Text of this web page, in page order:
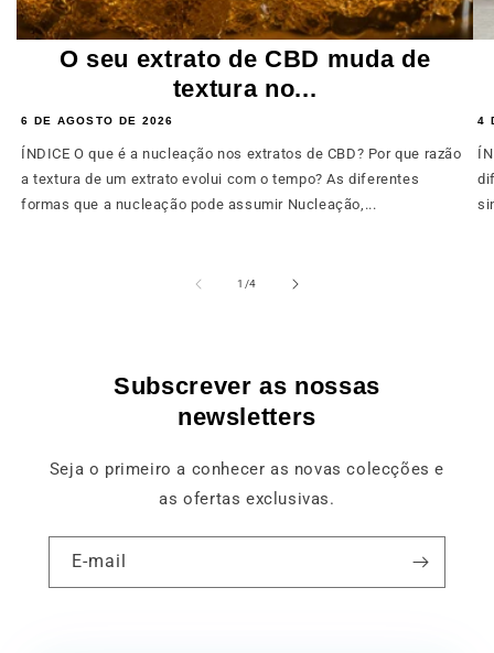
O seu extrato de CBD muda de
textura no...
6 DE AGOSTO DE 2026
ÍNDICE O que é a nucleação nos extratos de CBD? Por que razão
a textura de um extrato evolui com o tempo? As diferentes
formas que a nucleação pode assumir Nucleação,...
4
1 /de
4
Subscrever as nossas
newsletters
Seja o primeiro a conhecer as novas colecções e
as ofertas exclusivas.
E-mail